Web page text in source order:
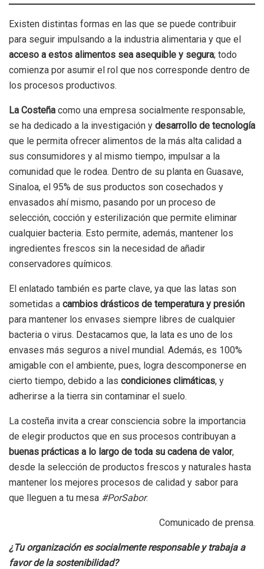
Existen distintas formas en las que se puede contribuir
para seguir impulsando a la industria alimentaria y que el
acceso a estos alimentos sea asequible y segura; todo
comienza por asumir el rol que nos corresponde dentro de
los procesos productivos.
La Costeña como una empresa socialmente responsable,
se ha dedicado a la investigación y desarrollo de tecnología
que le permita ofrecer alimentos de la más alta calidad a
sus consumidores y al mismo tiempo, impulsar a la
comunidad que le rodea. Dentro de su planta en Guasave,
Sinaloa, el 95% de sus productos son cosechados y
envasados ahí mismo, pasando por un proceso de
selección, cocción y esterilización que permite eliminar
cualquier bacteria. Esto permite, además, mantener los
ingredientes frescos sin la necesidad de añadir
conservadores químicos.
El enlatado también es parte clave, ya que las latas son
sometidas a cambios drásticos de temperatura y presión
para mantener los envases siempre libres de cualquier
bacteria o virus. Destacamos que, la lata es uno de los
envases más seguros a nivel mundial. Además, es 100%
amigable con el ambiente, pues, logra descomponerse en
cierto tiempo, debido a las condiciones climáticas, y
adherirse a la tierra sin contaminar el suelo.
La costeña invita a crear consciencia sobre la importancia
de elegir productos que en sus procesos contribuyan a
buenas prácticas a lo largo de toda su cadena de valor,
desde la selección de productos frescos y naturales hasta
mantener los mejores procesos de calidad y sabor para
que lleguen a tu mesa #PorSabor.
Comunicado de prensa.
¿Tu organización es socialmente responsable y trabaja a
favor de la sostenibilidad?